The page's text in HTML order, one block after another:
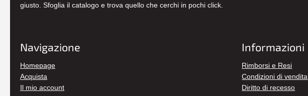
giusto. Sfoglia il catalogo e trova quello che cerchi in pochi click.
Navigazione
Homepage
Acquista
Il mio account
Informazioni
Rimborsi e Resi
Condizioni di vendita
Diritto di recesso